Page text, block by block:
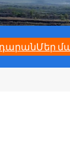
Մեր